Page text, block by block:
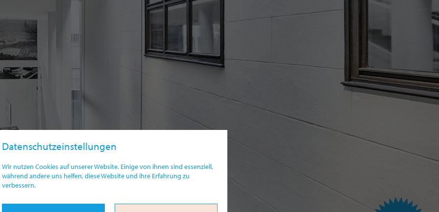
Datenschutzeinstellungen
Wir nutzen Cookies auf unserer Website. Einige von ihnen sind essenziell,
während andere uns helfen, diese Website und ihre Erfahrung zu
verbessern.